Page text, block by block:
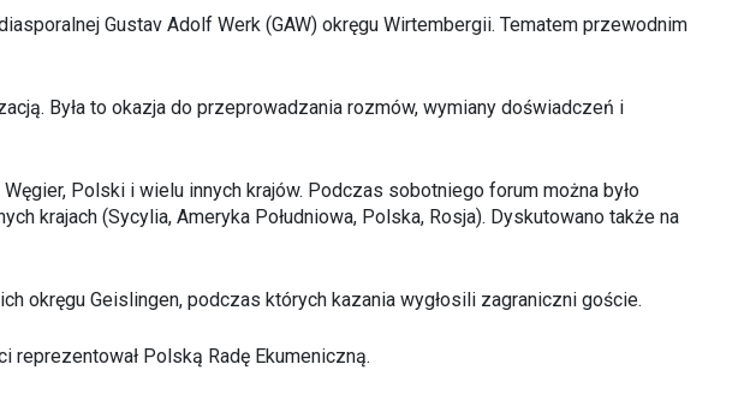
Gustav Adolf Werk (GAW) okręgu Wirtembergii. Tematem przewodnim
Była to okazja do przeprowadzania rozmów, wymiany doświadczeń i
Polski i wielu innych krajów. Podczas sobotniego forum można było
krajach (Sycylia, Ameryka Południowa, Polska, Rosja). Dyskutowano także na
okręgu Geislingen, podczas których kazania wygłosili zagraniczni goście.
reprezentował Polską Radę Ekumeniczną.